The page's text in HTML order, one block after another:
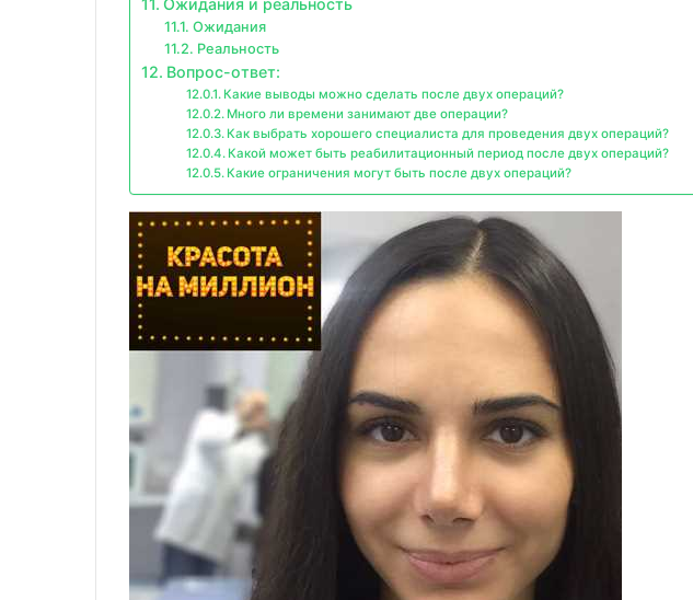
Ожидания и реальность
Ожидания
Реальность
Вопрос-ответ:
Какие выводы можно сделать после двух операций?
Много ли времени занимают две операции?
Как выбрать хорошего специалиста для проведения двух операций?
Какой может быть реабилитационный период после двух операций?
Какие ограничения могут быть после двух операций?